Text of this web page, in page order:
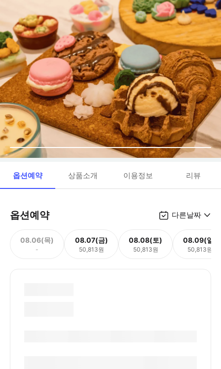
옵션예약 상품소개 이용정보 리뷰
옵션예약 다른날짜
08.06(목)
-
08.07(금)
50,813원
08.08(토)
50,813원
08.09(일)
50,813원